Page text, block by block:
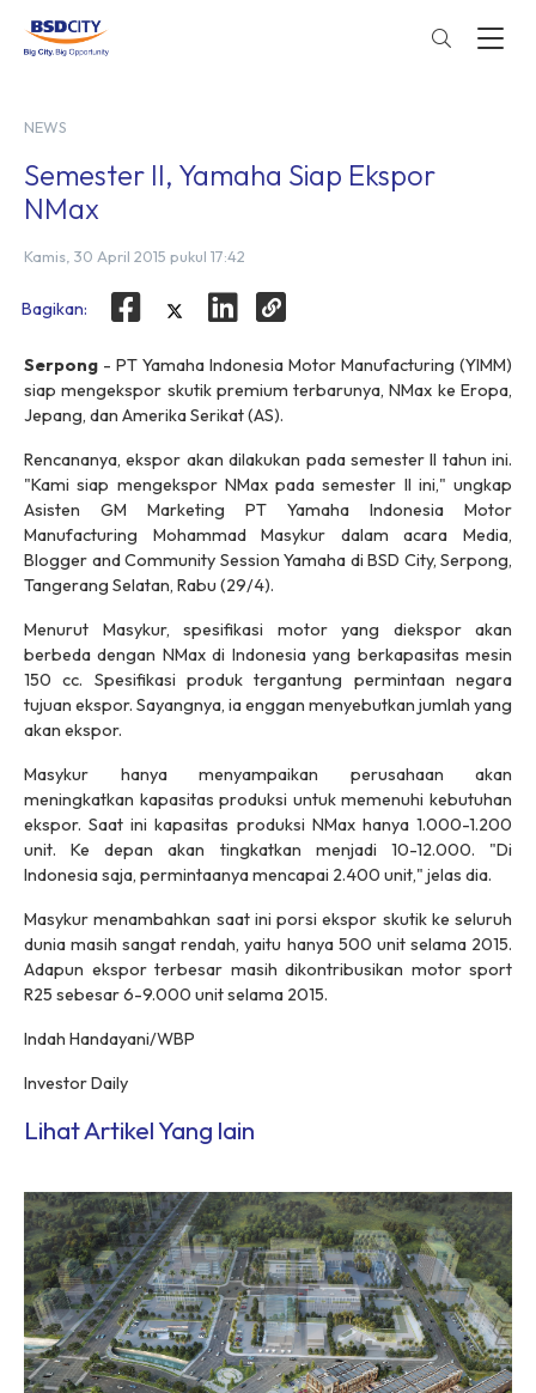
NEWS
Semester II, Yamaha Siap Ekspor
NMax
Kamis, 30 April 2015 pukul 17:42
Bagikan:
Serpong - PT Yamaha Indonesia Motor Manufacturing (YIMM)
siap mengekspor skutik premium terbarunya, NMax ke Eropa,
Jepang, dan Amerika Serikat (AS).
Rencananya, ekspor akan dilakukan pada semester II tahun ini.
"Kami siap mengekspor NMax pada semester II ini," ungkap
Asisten GM Marketing PT Yamaha Indonesia Motor
Manufacturing Mohammad Masykur dalam acara Media,
Blogger and Community Session Yamaha di BSD City, Serpong,
Tangerang Selatan, Rabu (29/4).
Menurut Masykur, spesifikasi motor yang diekspor akan
berbeda dengan NMax di Indonesia yang berkapasitas mesin
150 cc. Spesifikasi produk tergantung permintaan negara
tujuan ekspor. Sayangnya, ia enggan menyebutkan jumlah yang
akan ekspor.
Masykur hanya menyampaikan perusahaan akan
meningkatkan kapasitas produksi untuk memenuhi kebutuhan
ekspor. Saat ini kapasitas produksi NMax hanya 1.000-1.200
unit. Ke depan akan tingkatkan menjadi 10-12.000. "Di
Indonesia saja, permintaanya mencapai 2.400 unit," jelas dia.
Masykur menambahkan saat ini porsi ekspor skutik ke seluruh
dunia masih sangat rendah, yaitu hanya 500 unit selama 2015.
Adapun ekspor terbesar masih dikontribusikan motor sport
R25 sebesar 6-9.000 unit selama 2015.
Indah Handayani/WBP
Investor Daily
Lihat Artikel Yang lain